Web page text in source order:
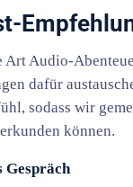
Art Audio-
dafür
sodass wir
können.
Gespräch